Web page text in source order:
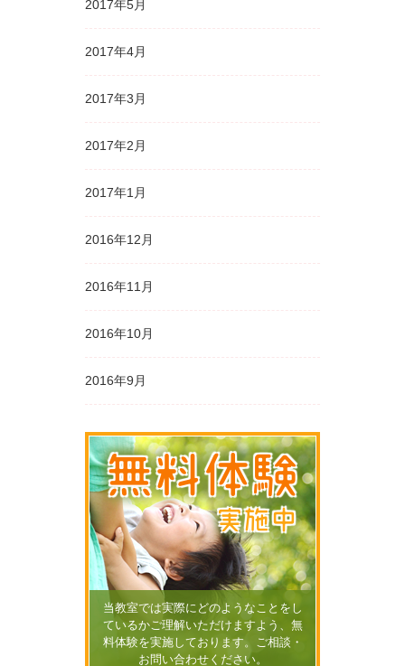
2017年5月
2017年4月
2017年3月
2017年2月
2017年1月
2016年12月
2016年11月
2016年10月
2016年9月
無料体験
実施中
当教室では実際にどのようなことをし
ているかご理解いただけますよう、無
料体験を実施しております。ご相談・
お問い合わせください。